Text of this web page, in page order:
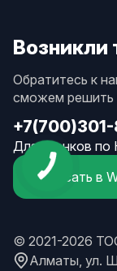
Возникли
Обратитесь к
сможем решить
Для звонков по
Написать в
© 2021-2026
Алматы, ул.